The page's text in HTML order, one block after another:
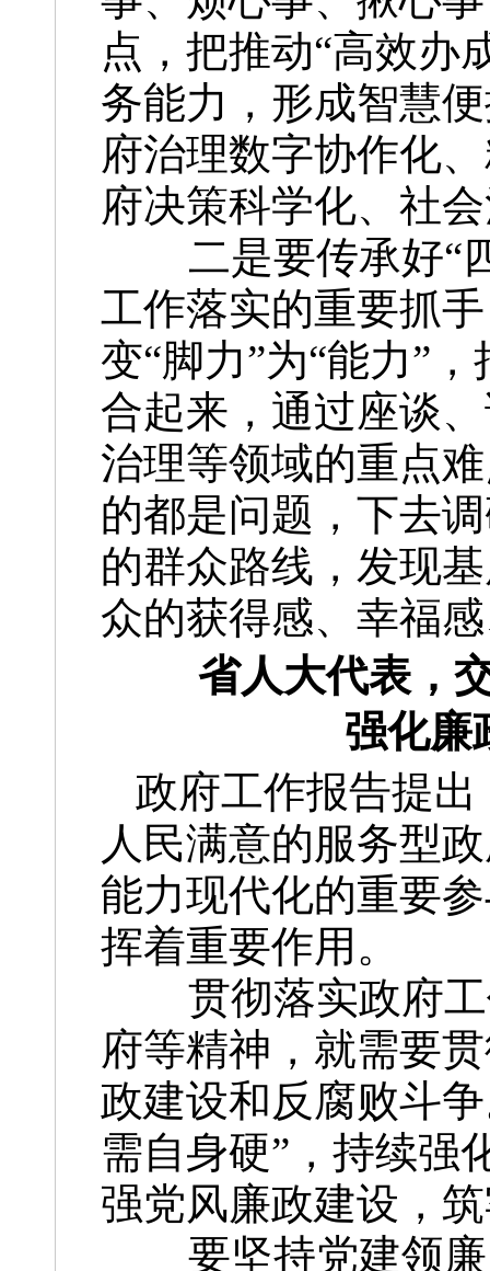
点，把推动“高效办
务能力，形成智慧
府治理数字协作化
府决策科学化、社
二是要传承好“四
工作落实的重要抓
变“脚力”为“能力”
合起来，通过座谈
治理等领域的重点
的都是问题，下去
的群众路线，发现
众的获得感、幸福
省人大代表，
强化廉
政府工作报告提
人民满意的服务型
能力现代化的重要
挥着重要作用。
贯彻落实政府工
府等精神，就需要
政建设和反腐败斗
需自身硬”，持续强
强党风廉政建设，
要坚持党建领廉